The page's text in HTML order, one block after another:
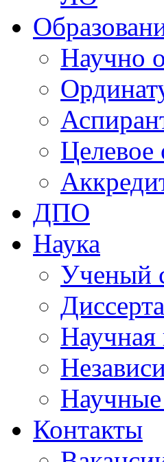
Научно
Целевое
ДПО
Наука
Ученый
Научная
Контакты